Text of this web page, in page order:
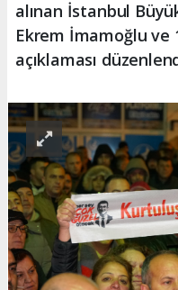
alınan İstanbul
Ekrem İmamoğlu ve
açıklaması